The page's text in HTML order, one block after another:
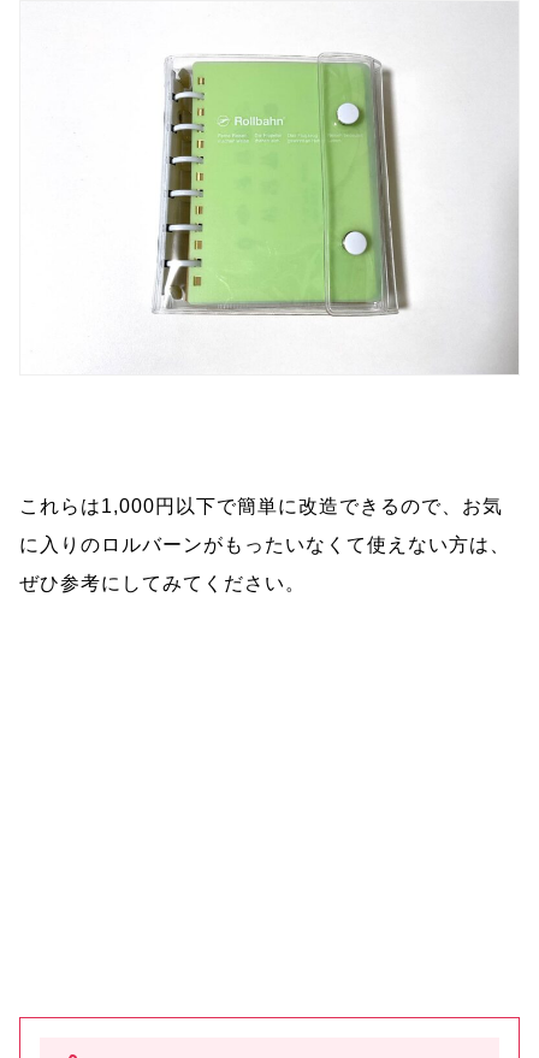
これらは1,000円以下で簡単に改造できるので、お気
に入りのロルバーンがもったいなくて使えない方は、
ぜひ参考にしてみてください。